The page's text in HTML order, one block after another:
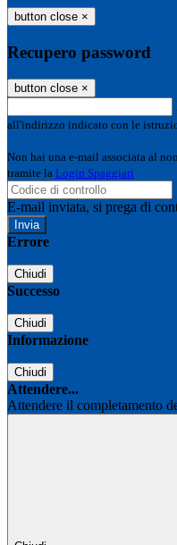
button close ×
Recupero password
button close ×
all'indirizzo indicato con le
Non hai una e-mail associata al
tramite la Login Spaggiari
E-mail inviata, si prega di
Errore
Chiudi
Successo
Chiudi
Informazione
Chiudi
Attendere...
Attendere il completamento